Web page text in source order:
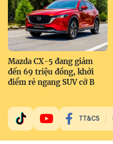
Mazda CX-5 đang giảm
đến 69 triệu đồng, khởi
điểm rẻ ngang SUV cỡ B
TT&CS